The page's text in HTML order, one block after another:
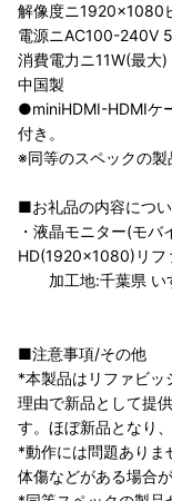
解像度ニ1920×1080
電源ニAC100-240V
消費電力ニ11W(最大)
中国製
●miniHDMI-HDMIケ
付き。
※同等のスペックの製
■お礼品の内容につ
・液晶モニター(モ
HD(1920×1080)リフ
加工地:千葉県 い
■注意事項/その他
*本製品はリファビッ
理由で新品として提
す。ほぼ新品となり
*動作には問題ありま
体傷などがある場合が